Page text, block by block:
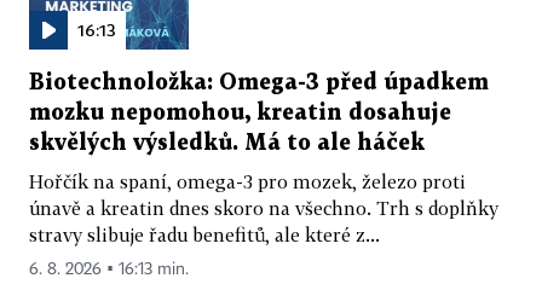
16:13
Biotechnoložka: Omega-3 před úpadkem
mozku nepomohou, kreatin dosahuje
skvělých výsledků. Má to ale háček
Hořčík na spaní, omega-3 pro mozek, železo proti
únavě a kreatin dnes skoro na všechno. Trh s doplňky
stravy slibuje řadu benefitů, ale které z...
6. 8. 2026 ▪ 16:13 min.